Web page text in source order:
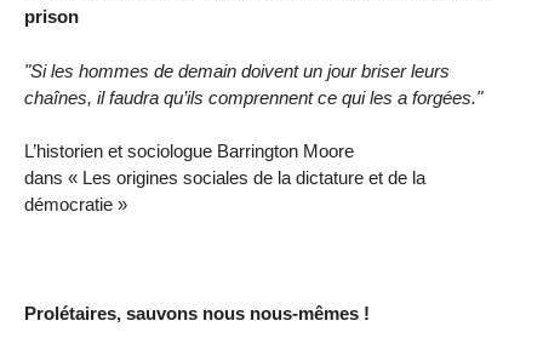
prison
"Si les hommes de demain doivent un jour briser leurs
chaînes, il faudra qu’ils comprennent ce qui les a forgées."
L’historien et sociologue Barrington Moore
dans « Les origines sociales de la dictature et de la
démocratie »
Prolétaires, sauvons nous nous-mêmes !